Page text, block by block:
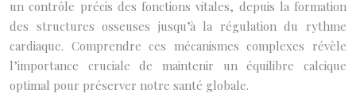
un contrôle précis des fonctions vitales, depuis la formation
des structures osseuses jusqu’à la régulation du rythme
cardiaque. Comprendre ces mécanismes complexes révèle
l’importance cruciale de maintenir un équilibre calcique
optimal pour préserver notre santé globale.